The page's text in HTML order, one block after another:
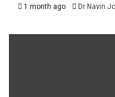
1 month ago Dr Navin